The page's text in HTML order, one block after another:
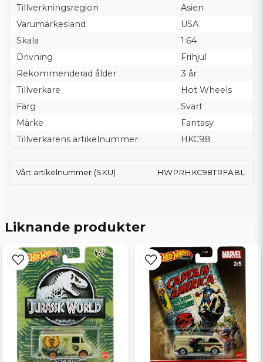
Tillverkningsregion
Asien
Varumärkesland
USA
Skala
1:64
Drivning
Frihjul
Rekommenderad ålder
3 år
Tillverkare
Hot Wheels
Färg
Svart
Märke
Fantasy
Tillverkarens artikelnummer
HKC98
Vårt artikelnummer (SKU) HWPRHKC98TRFABL
Liknande produkter